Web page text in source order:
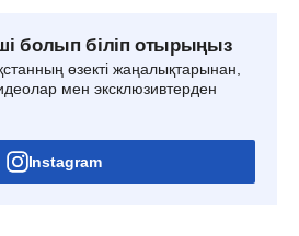
болып біліп отырыңыз
өзекті жаңалықтарынан,
мен эксклюзивтерден
Instagram